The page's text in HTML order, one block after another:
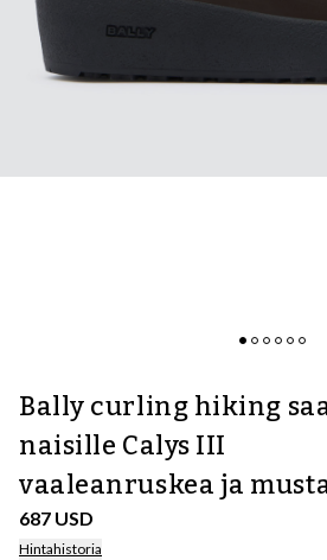
Bally curling hiking
naisille Calys III
vaaleanruskea ja
687 USD
Hintahistoria